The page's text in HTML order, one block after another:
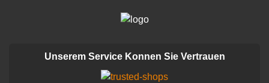
Unserem Service Konnen Sie Vertrauen